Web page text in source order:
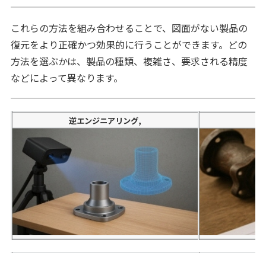
これらの方法を組み合わせることで、図面がない製品の
復元をより正確かつ効果的に行うことができます。どの
方法を選ぶかは、製品の種類、複雑さ、要求される精度
などによって異なります。
逆エンジニアリング,